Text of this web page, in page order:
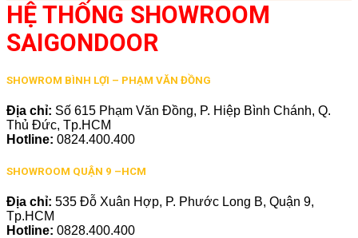
HỆ THỐNG SHOWROOM
SAIGONDOOR
SHOWROM BÌNH LỢI – PHẠM VĂN ĐỒNG
Địa chỉ: Số 615 Phạm Văn Đồng, P. Hiệp Bình Chánh, Q.
Thủ Đức, Tp.HCM
Hotline: 0824.400.400
SHOWROOM QUẬN 9 –HCM
Địa chỉ: 535 Đỗ Xuân Hợp, P. Phước Long B, Quận 9,
Tp.HCM
Hotline: 0828.400.400